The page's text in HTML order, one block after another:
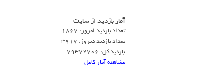
آمار بازديد از سايت
تعداد بازدید امروز: 1867
تعداد بازدید دیروز: 3917
بازدید کل: 79372706
مشاهده آمار کامل